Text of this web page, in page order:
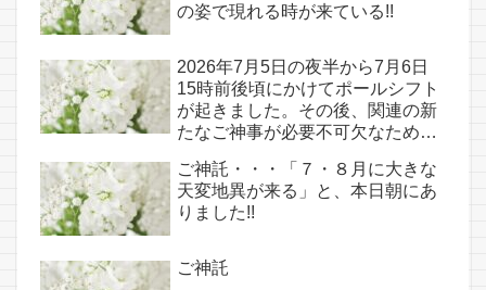
の姿で現れる時が来ている!!
2026年7月5日の夜半から7月6日
15時前後頃にかけてポールシフト
が起きました。その後、関連の新
たなご神事が必要不可欠なため、
点であり古代太陽信仰の中心点で
もある伊弉諾宮、他3ヵ所へのご
神託あり！！
ご神託・・・「７・８月に大きな
天変地異が来る」と、本日朝にあ
りました!!
ご神託